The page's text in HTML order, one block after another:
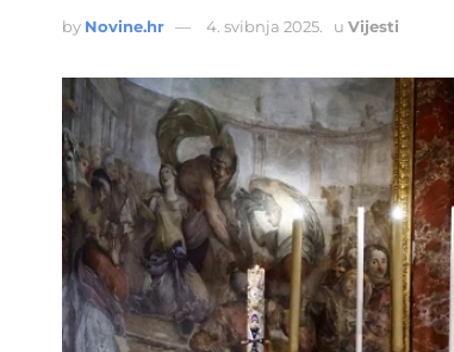
by Novine.hr 4. svibnja 2025. u Vijesti